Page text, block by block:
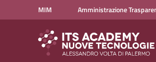
Vai ai contenuti
Vai al menu di navigazione
MIM Amministrazione